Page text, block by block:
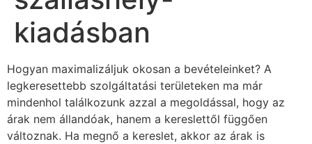
kiadásban
Hogyan maximalizáljuk okosan a bevételeinket? A
legkeresettebb szolgáltatási területeken ma már
mindenhol találkozunk azzal a megoldással, hogy az
árak nem állandóak, hanem a kereslettől függően
változnak. Ha megnő a kereslet, akkor az árak is